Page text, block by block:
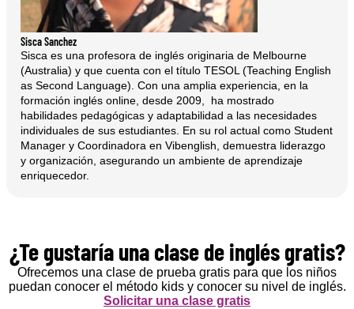
Sisca Sanchez
Sisca es una profesora de inglés originaria de Melbourne
(Australia) y que cuenta con el título TESOL (Teaching English
as Second Language). Con una amplia experiencia, en la
formación inglés online, desde 2009, ha mostrado
habilidades pedagógicas y adaptabilidad a las necesidades
individuales de sus estudiantes. En su rol actual como Student
Manager y Coordinadora en Vibenglish, demuestra liderazgo
y organización, asegurando un ambiente de aprendizaje
enriquecedor.
¿Te gustaría una clase de inglés gratis?
Ofrecemos una clase de prueba gratis para que los niños
puedan conocer el método kids y conocer su nivel de inglés.
Solicitar una clase gratis